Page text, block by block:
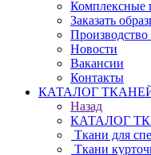
Комплексные
Заказать
Производство
Новости
Вакансии
Контакты
КАТАЛОГ
Назад
КАТАЛОГ
Ткани для
Ткани